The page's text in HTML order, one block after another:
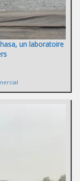
un laboratoire